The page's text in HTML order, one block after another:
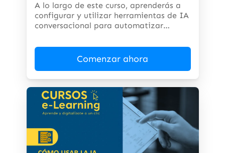
A lo largo de este curso, aprenderás a
configurar y utilizar herramientas de IA
conversacional para automatizar
Comenzar ahora